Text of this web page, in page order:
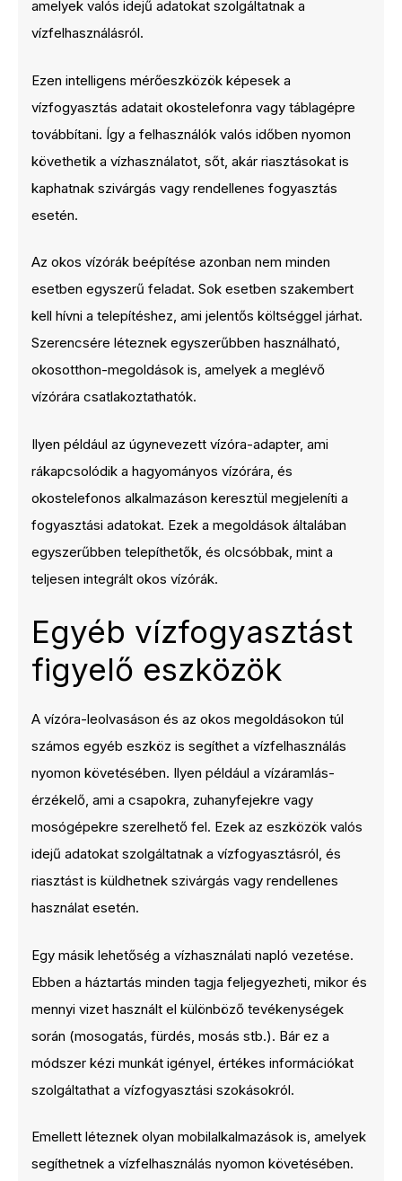
amelyek valós idejű adatokat szolgáltatnak a
vízfelhasználásról.
Ezen intelligens mérőeszközök képesek a
vízfogyasztás adatait okostelefonra vagy táblagépre
továbbítani. Így a felhasználók valós időben nyomon
követhetik a vízhasználatot, sőt, akár riasztásokat is
kaphatnak szivárgás vagy rendellenes fogyasztás
esetén.
Az okos vízórák beépítése azonban nem minden
esetben egyszerű feladat. Sok esetben szakembert
kell hívni a telepítéshez, ami jelentős költséggel járhat.
Szerencsére léteznek egyszerűbben használható,
okosotthon-megoldások is, amelyek a meglévő
vízórára csatlakoztathatók.
Ilyen például az úgynevezett vízóra-adapter, ami
rákapcsolódik a hagyományos vízórára, és
okostelefonos alkalmazáson keresztül megjeleníti a
fogyasztási adatokat. Ezek a megoldások általában
egyszerűbben telepíthetők, és olcsóbbak, mint a
teljesen integrált okos vízórák.
Egyéb vízfogyasztást
figyelő eszközök
A vízóra-leolvasáson és az okos megoldásokon túl
számos egyéb eszköz is segíthet a vízfelhasználás
nyomon követésében. Ilyen például a vízáramlás-
érzékelő, ami a csapokra, zuhanyfejekre vagy
mosógépekre szerelhető fel. Ezek az eszközök valós
idejű adatokat szolgáltatnak a vízfogyasztásról, és
riasztást is küldhetnek szivárgás vagy rendellenes
használat esetén.
Egy másik lehetőség a vízhasználati napló vezetése.
Ebben a háztartás minden tagja feljegyezheti, mikor és
mennyi vizet használt el különböző tevékenységek
során (mosogatás, fürdés, mosás stb.). Bár ez a
módszer kézi munkát igényel, értékes információkat
szolgáltathat a vízfogyasztási szokásokról.
Emellett léteznek olyan mobilalkalmazások is, amelyek
segíthetnek a vízfelhasználás nyomon követésében.